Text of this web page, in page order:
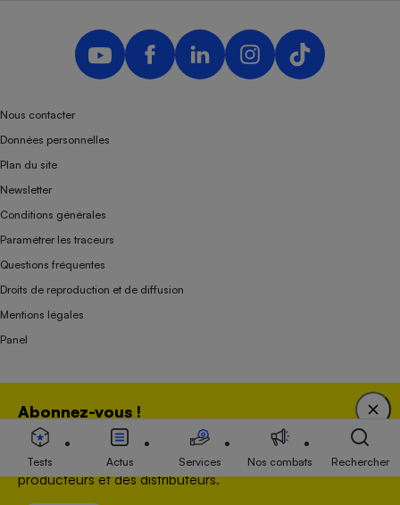
Abonnez-vous !
Bénéficiez d'une expertise unique tout en soutenant
une association 100 % indépendante de l'Etat, des
producteurs et des distributeurs.
Nous contacter
Données personnelles
Plan du site
Newsletter
Conditions générales
Paramétrer les traceurs
Questions fréquentes
Droits de reproduction et de diffusion
Mentions légales
Panel
Association indépendante de l’État, des syndicats, des producteurs et des
distributeurs depuis 1951.
Tests Actus Services Nos combats Rechercher